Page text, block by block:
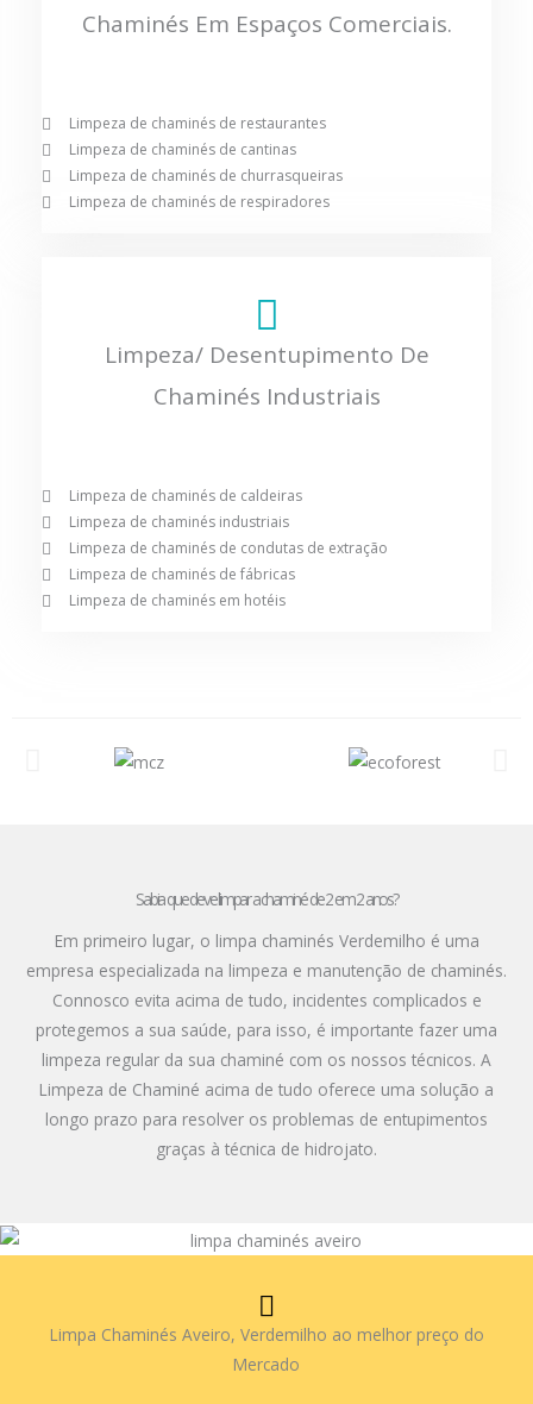
Chaminés Em Espaços Comerciais.
Limpeza de chaminés de restaurantes
Limpeza de chaminés de cantinas
Limpeza de chaminés de churrasqueiras
Limpeza de chaminés de respiradores
Limpeza/ Desentupimento De
Chaminés Industriais
Limpeza de chaminés de caldeiras
Limpeza de chaminés industriais
Limpeza de chaminés de condutas de extração
Limpeza de chaminés de fábricas
Limpeza de chaminés em hotéis
Sabia que deve limpar a chaminé de 2 em 2 anos?
Em primeiro lugar, o limpa chaminés Verdemilho é uma
empresa especializada na limpeza e manutenção de chaminés.
Connosco evita acima de tudo, incidentes complicados e
protegemos a sua saúde, para isso, é importante fazer uma
limpeza regular da sua chaminé com os nossos técnicos. A
Limpeza de Chaminé acima de tudo oferece uma solução a
longo prazo para resolver os problemas de entupimentos
graças à técnica de hidrojato.
Limpa Chaminés Aveiro, Verdemilho ao melhor preço do
Mercado